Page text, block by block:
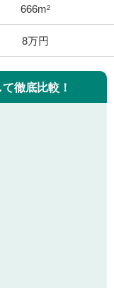
666m2
8万円
徹底比較！